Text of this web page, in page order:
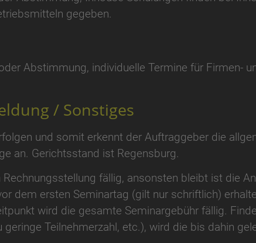
gegeben.
Abstimmung, individuelle Termine für Firmen-
/ Sonstiges
und somit erkennt der Auftraggeber die
an. Gerichtsstand ist Regensburg.
fällig, ansonsten bleibt ist die
dem ersten Seminartag (gilt nur schriftlich)
wird die gesamte Seminargebühr fällig.
geringe Teilnehmerzahl, etc.), wird die bis dahin